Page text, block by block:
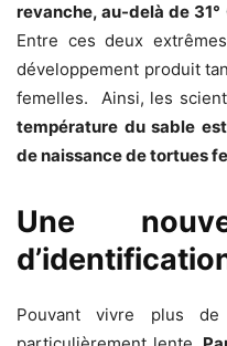
revanche, au-delà de
Entre ces deux
développement produit
femelles. Ainsi, les
température du sable
de naissance de tortues
Une
Pouvant vivre plus